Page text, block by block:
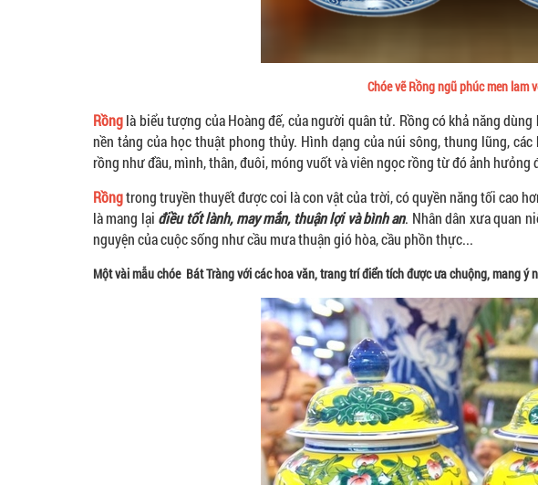
Chóe vẽ Rồng ngũ phúc men lam
Rồnglà biểu tượng của Hoàng đế, của người quân tử. Rồng có khả năng
nền tảng của học thuật phong thủy. Hình dạng của núi sông, thung lũng,
rồng như đầu, mình, thân, đuôi, móng vuốt và viên ngọc rồng từ đó ảnh
Rồngtrong truyền thuyết được coi là con vật của trời, có quyền năng tối cao
là mang lại điều tốt lành, may mắn, thuận lợi và bình an. Nhân dân xưa quan
nguyện của cuộc sống như cầu mưa thuận gió hòa, cầu phồn thực...
Một vài mẫu chóe Bát Tràng với các hoa văn, trang trí điển tích được ưa chuộng, mang ý